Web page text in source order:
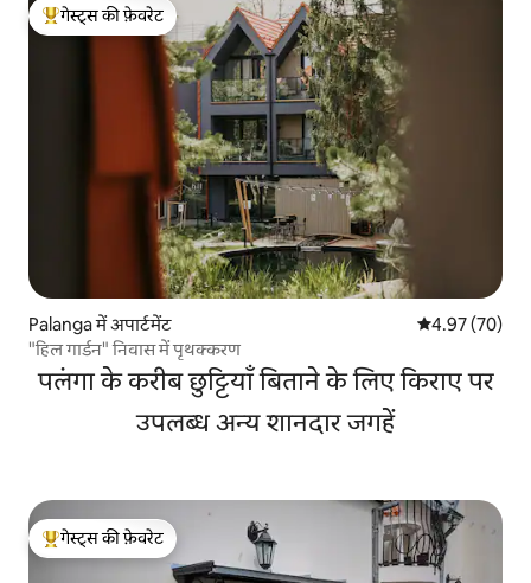
गेस्ट्स का टॉप फ़ेवरेट
गेस्ट्स की फ़ेवरेट
Palanga में अपार्टमेंट औसत रेटिंग 5 में
4.97 (70)
"हिल गार्डन" निवास में पृथक्करण
पलंगा के करीब छुट्टियाँ बिताने के लिए किराए पर
उपलब्ध अन्य शानदार जगहें
गेस्ट्स का टॉप फ़ेवरेट
गेस्ट्स की फ़ेवरेट